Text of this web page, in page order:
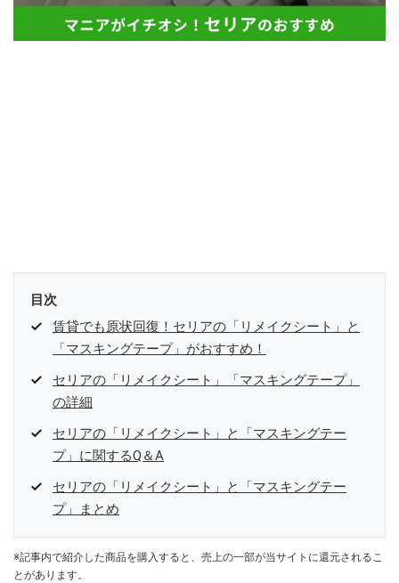
目次
賃貸でも原状回復！セリアの「リメイクシート」と
「マスキングテープ」がおすすめ！
セリアの「リメイクシート」「マスキングテープ」
の詳細
セリアの「リメイクシート」と「マスキングテー
プ」に関するQ＆A
セリアの「リメイクシート」と「マスキングテー
プ」まとめ
※記事内で紹介した商品を購入すると、売上の一部が当サイトに還元されるこ
とがあります。